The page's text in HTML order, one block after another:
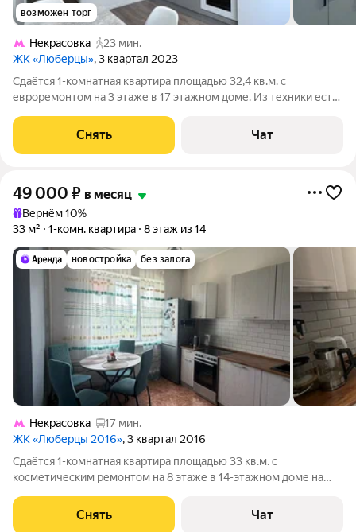
возможен торг
Некрасовка
23 мин.
ЖК «Люберцы», 3 квартал 2023
Сдаётся 1-комнатная квартира площадью 32,4 кв.м. с
евроремонтом на 3 этаже в 17 этажном доме. Из техники есть:
смеситель - Каменная мойка - Варочная панель электрическая
- Духовой шкаф -
Снять Чат
49 000 ₽ в месяц
Вернём 10%
33 м²
1-комн. квартира 8 этаж из 14
новостройка без залога
Некрасовка
17 мин.
ЖК «Люберцы 2016», 3 квартал 2016
Сдаётся 1-комнатная квартира площадью 33 кв.м. с
косметическим ремонтом на 8 этаже в 14-этажном доме на
Холодильник Дом - кирпичный. Есть консьерж. В подъезде 2
лифта - 1 грузовой и 1
Снять Чат